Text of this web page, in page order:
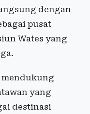
dengan
pusat
Wates yang
yang
destinasi